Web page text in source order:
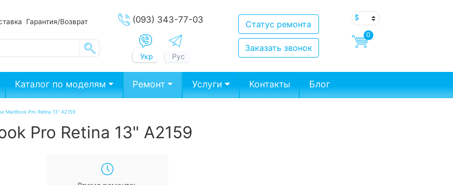
Гарантия/Возврат (093) 343-77-03
Укр Рус
Статус ремонта
Заказать звонок
0
Каталог по моделям Ремонт Услуги Контакты Блог
MacBook Pro Retina 13" A2159
Pro Retina 13" A2159